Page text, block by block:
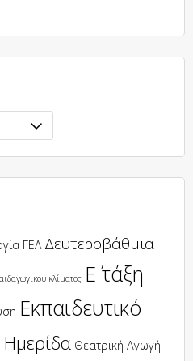
ΓΕΛ Δευτεροβάθμια
κλίματος Ε΄ τάξη
Εκπαιδευτικό
Ημερίδα Θεατρική Αγωγή